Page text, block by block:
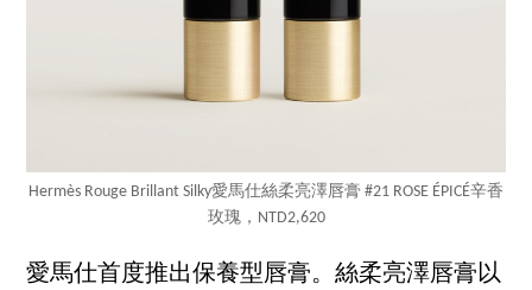
Hermès Rouge Brillant Silky愛馬仕絲柔亮澤唇膏 #21 ROSE ÉPICÉ辛香
玫瑰，NTD2,620
愛馬仕首度推出保養型唇膏。絲柔亮澤唇膏以